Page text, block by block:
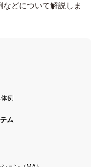
どについて解説しま
例
ム